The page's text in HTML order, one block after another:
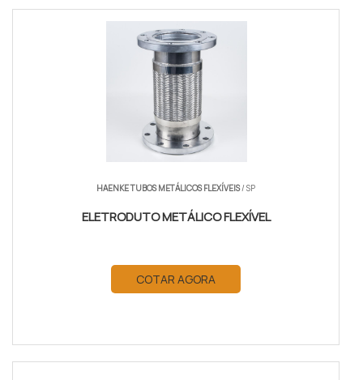
HAENKE TUBOS METÁLICOS FLEXÍVEIS/ SP
ELETRODUTO METÁLICO FLEXÍVEL
COTAR AGORA